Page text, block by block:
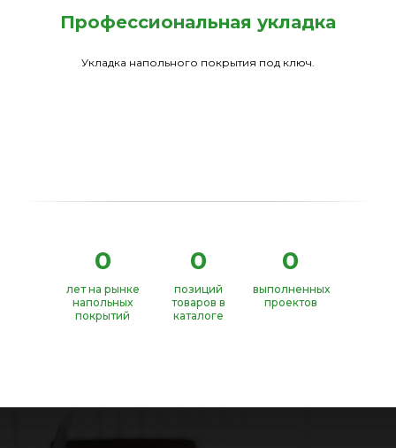
Профессиональная укладка
Укладка напольного покрытия под ключ.
0 0 0
лет на рынке
напольных
покрытий
позиций
товаров в
каталоге
выполненных
проектов